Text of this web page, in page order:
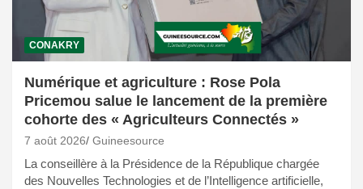
CONAKRY
Numérique et agriculture : Rose Pola
Pricemou salue le lancement de la première
cohorte des « Agriculteurs Connectés »
7 août 2026 Guineesource
La conseillère à la Présidence de la République chargée
des Nouvelles Technologies et de l’Intelligence artificielle,